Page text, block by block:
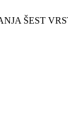
ŠEST